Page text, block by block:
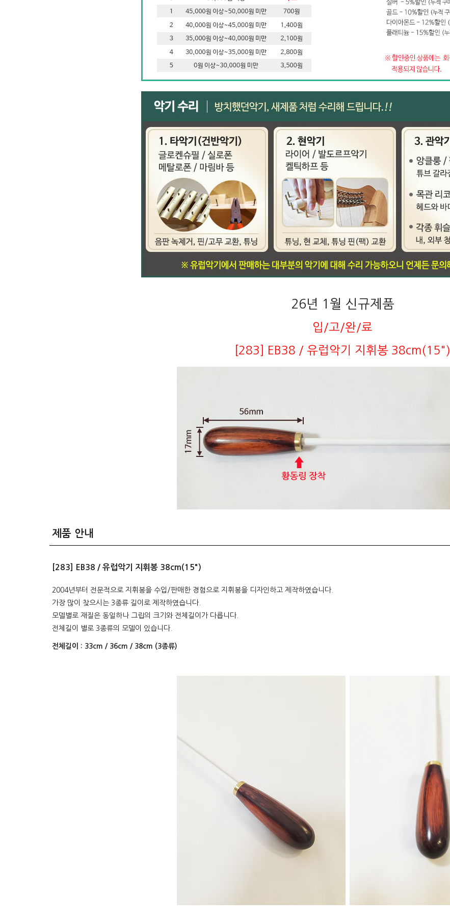
26년 1월 신규제품
입/고/완/료
[283] EB38 / 유럽악기 지휘봉 38cm(15")
제품 안내
[283] EB38 / 유럽악기 지휘봉 38cm(15")
2004년부터 전문적으로 지휘봉을 수입/판매한 경험으로 지휘봉을 디자인하고 제작하였습니다.
가장 많이 찾으시는 3종류 길이로 제작하였습니다.
모델별로 재질은 동일하나 그립의 크기와 전체길이가 다릅니다.
전체길이 별로 3종류의 모델이 있습니다.
전체길이 : 33cm / 36cm / 38cm (3종류)